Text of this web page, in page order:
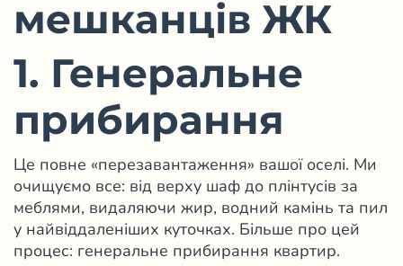
мешканців ЖК
1. Генеральне
прибирання
Це повне «перезавантаження» вашої оселі. Ми
очищуємо все: від верху шаф до плінтусів за
меблями, видаляючи жир, водний камінь та пил
у найвіддаленіших куточках. Більше про цей
процес: генеральне прибирання квартир.